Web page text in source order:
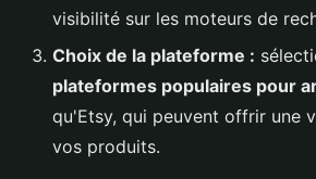
visibilité sur les moteurs de
Choix de la plateforme :
plateformes populaires pour
qu'Etsy, qui peuvent offrir une
vos produits.